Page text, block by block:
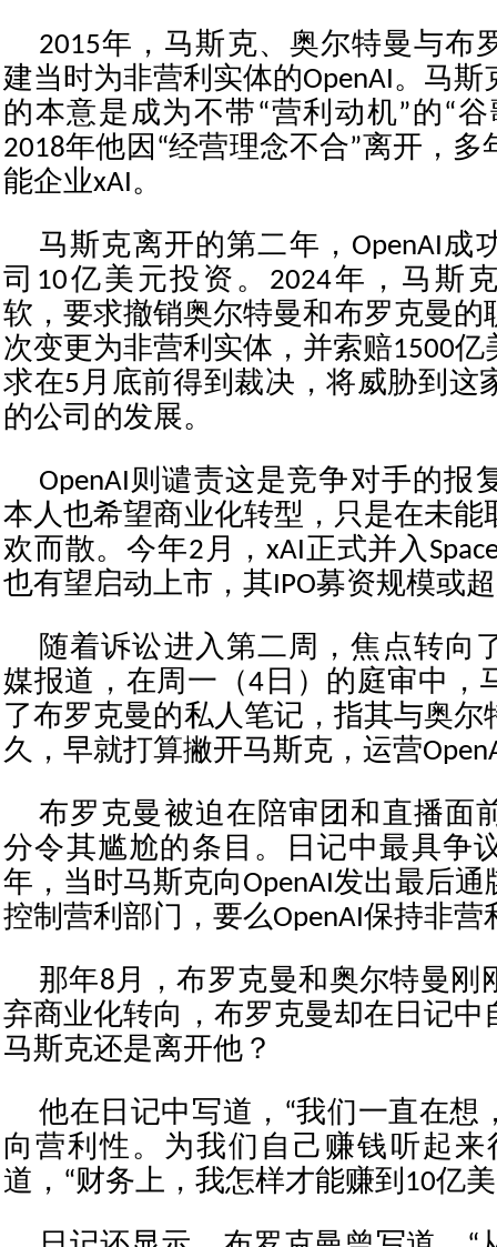
2015年，马斯克、奥尔特曼与布
建当时为非营利实体的OpenAI。马斯
的本意是成为不带“营利动机”的“
2018年他因“经营理念不合”离开，
能企业xAI。
马斯克离开的第二年，OpenAI成
司10亿美元投资。2024年，马斯
软，要求撤销奥尔特曼和布罗克曼的
次变更为非营利实体，并索赔1500
求在5月底前得到裁决，将威胁到这
的公司的发展。
OpenAI则谴责这是竞争对手的报
本人也希望商业化转型，只是在未能
欢而散。今年2月，xAI正式并入
也有望启动上市，其IPO募资规模或
随着诉讼进入第二周，焦点转向
媒报道，在周一（4日）的庭审中，
了布罗克曼的私人笔记，指其与奥
久，早就打算撇开马斯克，运营
布罗克曼被迫在陪审团和直播面
分令其尴尬的条目。日记中最具争
年，当时马斯克向OpenAI发出最后
控制营利部门，要么OpenAI保持非营
那年8月，布罗克曼和奥尔特曼刚
弃商业化转向，布罗克曼却在日记中
马斯克还是离开他？
他在日记中写道，“我们一直在想
向营利性。为我们自己赚钱听起来
道，“财务上，我怎样才能赚到10亿